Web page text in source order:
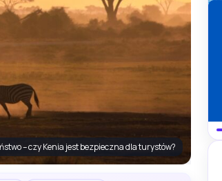
– czy Kenia jest bezpieczna dla turystów?